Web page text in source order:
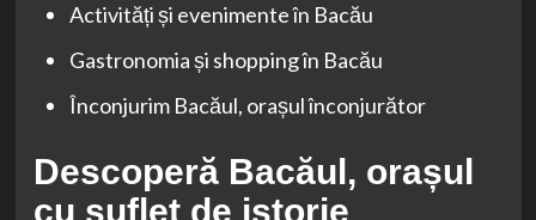
Activități și evenimente în Bacău
Gastronomia și shopping în Bacău
Înconjurim Bacăul, orașul înconjurător
Descoperă Bacăul, orașul
cu suflet de istorie